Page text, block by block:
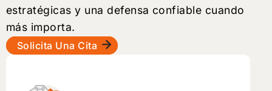
estratégicas y una defensa confiable cuando
más importa.
Solicita Una Cita